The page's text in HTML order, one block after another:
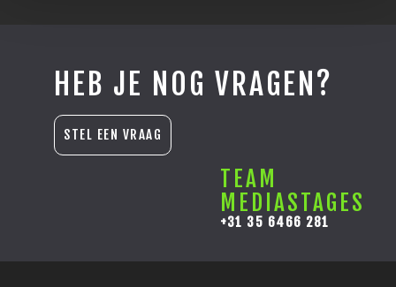
HEB JE NOG VRAGEN?
STEL EEN VRAAG
TEAM
MEDIASTAGES
+31 35 6466 281